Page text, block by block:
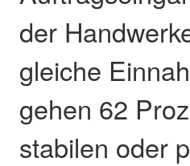
der
gleiche
gehen 62
stabilen oder